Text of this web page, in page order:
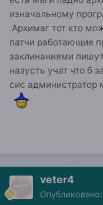
изначальному
.Архимаг тот кто
патчи работающие
заклинаниями
назусть учат что б
сис администратор
veter4
Опубликовано: